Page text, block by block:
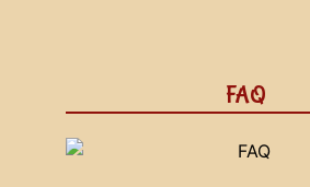
FAQ